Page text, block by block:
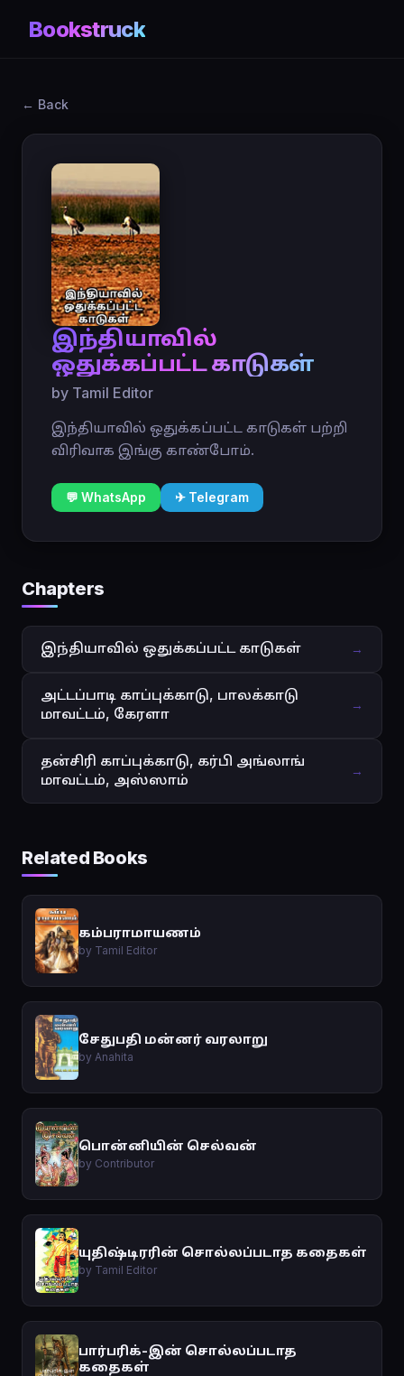
Bookstruck
← Back
இந்தியாவில்
ஒதுக்கப்பட்ட காடுகள்
by Tamil Editor
இந்தியாவில் ஒதுக்கப்பட்ட காடுகள் பற்றி
விரிவாக இங்கு காண்போம்.
💬 WhatsApp ✈ Telegram
Chapters
இந்தியாவில் ஒதுக்கப்பட்ட காடுகள் →
அட்டப்பாடி காப்புக்காடு, பாலக்காடு
மாவட்டம், கேரளா
→
தன்சிரி காப்புக்காடு, கர்பி அங்லாங்
மாவட்டம், அஸ்ஸாம்
→
Related Books
கம்பராமாயணம்
by Tamil Editor
சேதுபதி மன்னர் வரலாறு
by Anahita
பொன்னியின் செல்வன்
by Contributor
யுதிஷ்டிரரின் சொல்லப்படாத கதைகள்
by Tamil Editor
பார்பரிக்-இன் சொல்லப்படாத
கதைகள்